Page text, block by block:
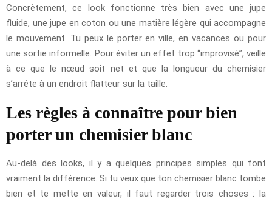
Concrètement, ce look fonctionne très bien avec une jupe
fluide, une jupe en coton ou une matière légère qui accompagne
le mouvement. Tu peux le porter en ville, en vacances ou pour
une sortie informelle. Pour éviter un effet trop “improvisé”, veille
à ce que le nœud soit net et que la longueur du chemisier
s’arrête à un endroit flatteur sur la taille.
Les règles à connaître pour bien
porter un chemisier blanc
Au-delà des looks, il y a quelques principes simples qui font
vraiment la différence. Si tu veux que ton chemisier blanc tombe
bien et te mette en valeur, il faut regarder trois choses : la